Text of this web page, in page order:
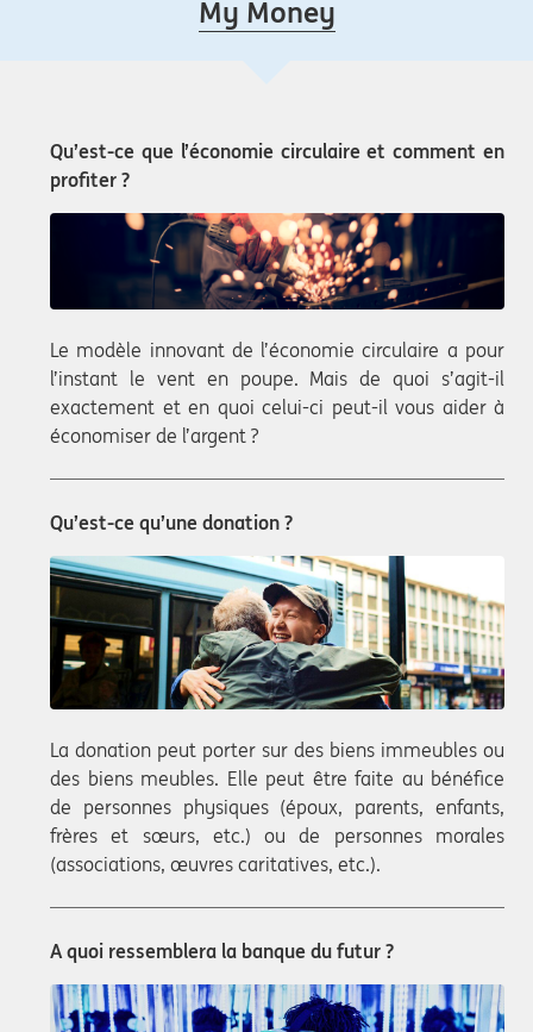
My Money
Qu’est-ce que l’économie circulaire et comment en
profiter ?
Le modèle innovant de l’économie circulaire a pour
l’instant le vent en poupe. Mais de quoi s’agit-il
exactement et en quoi celui-ci peut-il vous aider à
économiser de l’argent ?
Qu’est-ce qu’une donation ?
La donation peut porter sur des biens immeubles ou
des biens meubles. Elle peut être faite au bénéfice
de personnes physiques (époux, parents, enfants,
frères et sœurs, etc.) ou de personnes morales
(associations, œuvres caritatives, etc.).
A quoi ressemblera la banque du futur ?